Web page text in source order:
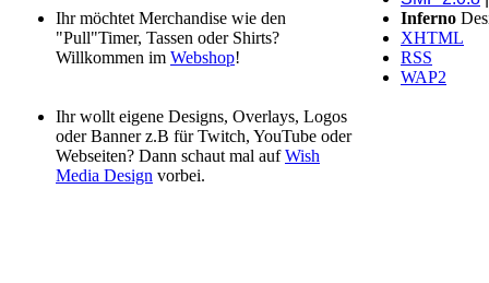
Ihr möchtet Merchandise wie den
"Pull"Timer, Tassen oder Shirts?
Willkommen im Webshop!
Ihr wollt eigene Designs, Overlays, Logos
oder Banner z.B für Twitch, YouTube oder
Webseiten? Dann schaut mal aufWish
Media Design vorbei.
Inferno
XHTML
RSS
WAP2